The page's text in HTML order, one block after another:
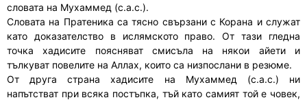
словата на Мухаммед (с.а.с.).
Словата на Пратеника са тясно свързани с Корана и служат
като доказателство в ислямското право. От тази гледна
точка хадисите поясняват смисъла на някои айети и
тълкуват повелите на Аллах, които са низпослани в резюме.
От друга страна хадисите на Мухаммед (с.а.с.) ни
напътстват при всяка постъпка, тъй като самият той е човек,